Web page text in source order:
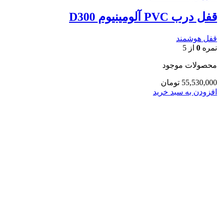
قفل درب PVC آلومینیوم D300
قفل هوشمند
نمره 0 از 5
محصولات موجود
55,530,000 تومان
افزودن به سبد خرید